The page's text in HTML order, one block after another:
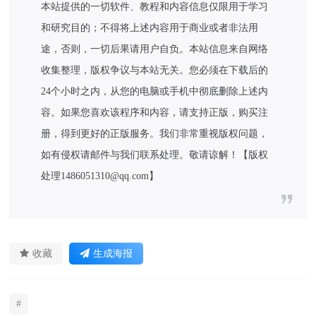
本站提供的一切软件、教程和内容信息仅限用于学习
和研究目的；不得将上述内容用于商业或者非法用
途，否则，一切后果请用户自负。本站信息来自网络
收集整理，版权争议与本站无关。您必须在下载后的
24个小时之内，从您的电脑或手机中彻底删除上述内
容。如果您喜欢该程序和内容，请支持正版，购买注
册，得到更好的正版服务。我们非常重视版权问题，
如有侵权请邮件与我们联系处理。敬请谅解！【版权
处理1486051310@qq.com】
收藏 生成海报
#